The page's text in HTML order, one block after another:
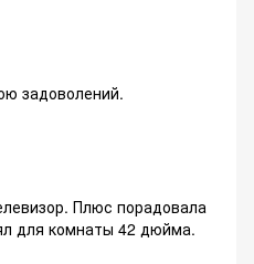
задоволений.
Плюс порадовала
для комнаты 42 дюйма.